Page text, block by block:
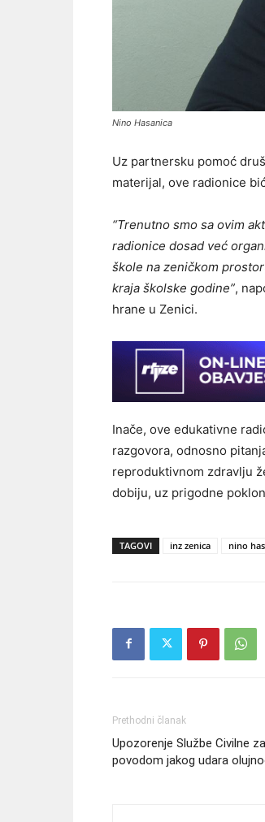
Nino Hasanica
Uz partnersku pomoć
materijal, ove radionice
“Trenutno smo sa ovim
radionice dosad već
škole na zeničkom
kraja školske godine”,
hrane u Zenici.
Inače, ove edukativne
razgovora, odnosno
reproduktivnom zdravlju
dobiju, uz prigodne
TAGOVI inz zenica nino
Prethodni članak
Upozorenje Službe Civilne
povodom jakog udara